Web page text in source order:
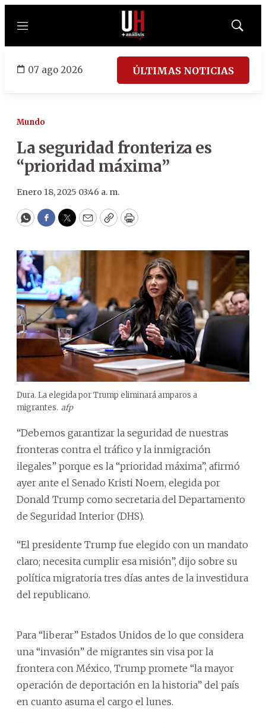
Menú
Mostrar
07 ago 2026 ÚLTIMAS NOTICIAS
Mundo
La seguridad fronteriza es
“prioridad máxima”
Enero 18, 2025 03:46 a. m.
WhatsApp
Facebook
Twitter
EmailCopyPrint
Dura. La elegida por Trump eliminará amparos a
migrantes. afp
“Debemos garantizar la seguridad de nuestras
fronteras contra el tráfico y la inmigración
ilegales” porque es la “prioridad máxima”, afirmó
ayer ante el Senado Kristi Noem, elegida por
Donald Trump como secretaria del Departamento
de Seguridad Interior (DHS).
“El presidente Trump fue elegido con un mandato
claro; necesita cumplir esa misión”, dijo sobre su
política migratoria tres días antes de la investidura
del republicano.
Para “liberar” Estados Unidos de lo que considera
una “invasión” de migrantes sin visa por la
frontera con México, Trump promete “la mayor
operación de deportación en la historia” del país
en cuanto asuma el cargo el lunes.